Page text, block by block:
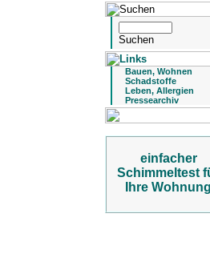
Bauen, Wohnen
Schadstoffe
Leben, Allergien
Pressearchiv
einfacher
Schimmeltest
Ihre Wohnung